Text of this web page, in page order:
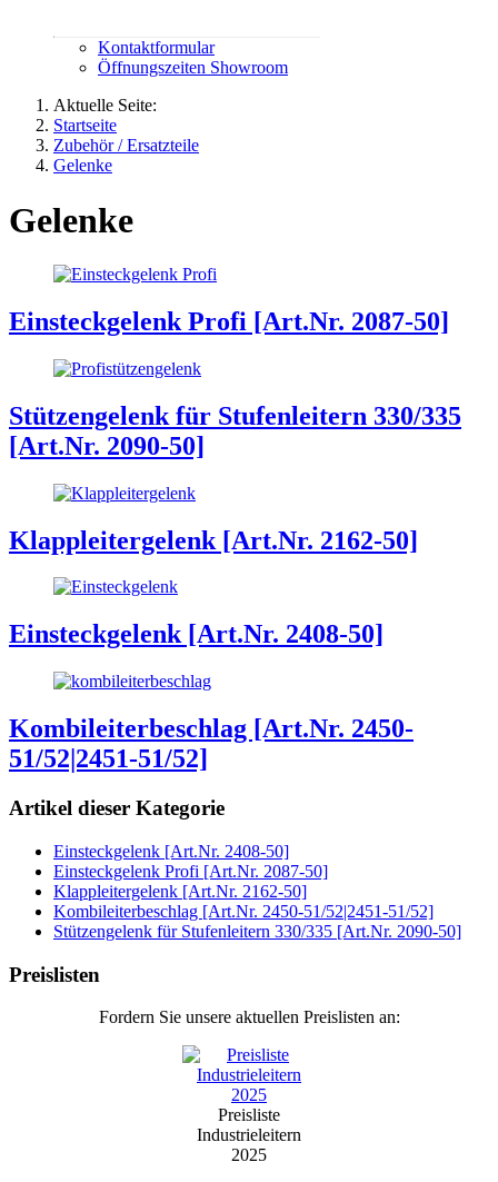
Kontaktformular
Öffnungszeiten Showroom
Aktuelle Seite:
Startseite
Zubehör / Ersatzteile
Gelenke
Gelenke
Einsteckgelenk Profi [Art.Nr. 2087-50]
Stützengelenk für Stufenleitern 330/335
[Art.Nr. 2090-50]
Klappleitergelenk [Art.Nr. 2162-50]
Einsteckgelenk [Art.Nr. 2408-50]
Kombileiterbeschlag [Art.Nr. 2450-
51/52|2451-51/52]
Artikel dieser Kategorie
Einsteckgelenk [Art.Nr. 2408-50]
Einsteckgelenk Profi [Art.Nr. 2087-50]
Klappleitergelenk [Art.Nr. 2162-50]
Kombileiterbeschlag [Art.Nr. 2450-51/52|2451-51/52]
Stützengelenk für Stufenleitern 330/335 [Art.Nr. 2090-50]
Preislisten
Fordern Sie unsere aktuellen Preislisten an:
Preisliste
Industrieleitern
2025